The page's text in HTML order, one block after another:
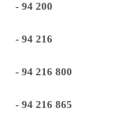
- 94 200
- 94 216
- 94 216 800
- 94 216 865